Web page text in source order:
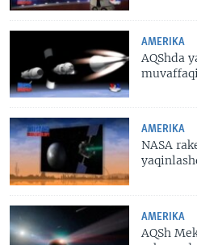
AMERIKA
AQShda
AMERIKA
NASA
AMERIKA
AQSh